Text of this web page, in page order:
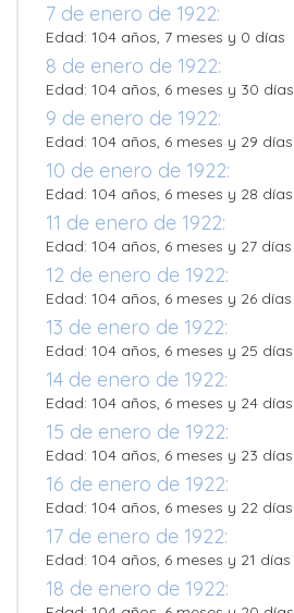
7 de enero de 1922:
Edad: 104 años, 7 meses y 0 días
8 de enero de 1922:
Edad: 104 años, 6 meses y 30 días
9 de enero de 1922:
Edad: 104 años, 6 meses y 29 días
10 de enero de 1922:
Edad: 104 años, 6 meses y 28 días
11 de enero de 1922:
Edad: 104 años, 6 meses y 27 días
12 de enero de 1922:
Edad: 104 años, 6 meses y 26 días
13 de enero de 1922:
Edad: 104 años, 6 meses y 25 días
14 de enero de 1922:
Edad: 104 años, 6 meses y 24 días
15 de enero de 1922:
Edad: 104 años, 6 meses y 23 días
16 de enero de 1922:
Edad: 104 años, 6 meses y 22 días
17 de enero de 1922:
Edad: 104 años, 6 meses y 21 días
18 de enero de 1922: